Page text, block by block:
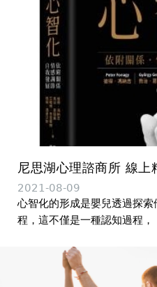
尼思湖心理諮商所 線
2021-08-09
心智化的形成是嬰兒透過探
程，這不僅是一種認知過程，